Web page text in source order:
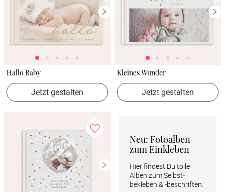
Hallo Baby
Jetzt gestalten
Kleines Wunder
Jetzt gestalten
Neu: Fotoalben
zum Einkleben
Hier findest Du tolle
Alben zum Selbst­
bekleben & -beschriften.